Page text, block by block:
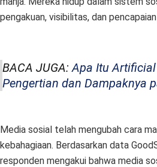
pengakuan, visibilitas, dan
BACA JUGA:Apa Itu
Pengertian dan Dampaknya
Media sosial telah mengubah cara
kebahagiaan. Berdasarkan data
responden mengakui bahwa media